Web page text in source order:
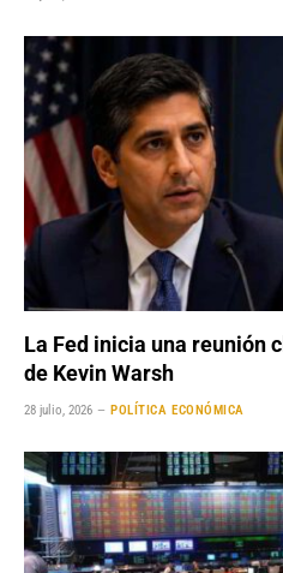
La Fed inicia una reunión
de Kevin Warsh
28 julio, 2026 POLÍTICA ECONÓMICA